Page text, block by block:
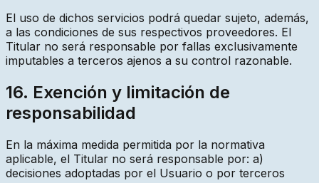
El uso de dichos servicios podrá quedar sujeto, además,
a las condiciones de sus respectivos proveedores. El
Titular no será responsable por fallas exclusivamente
imputables a terceros ajenos a su control razonable.
16. Exención y limitación de
responsabilidad
En la máxima medida permitida por la normativa
aplicable, el Titular no será responsable por: a)
decisiones adoptadas por el Usuario o por terceros